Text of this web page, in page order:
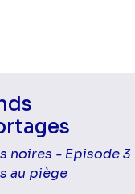
noires - Episode 3
au piège